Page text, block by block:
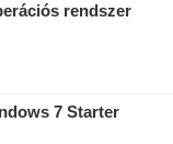
rendszer
7 Starter